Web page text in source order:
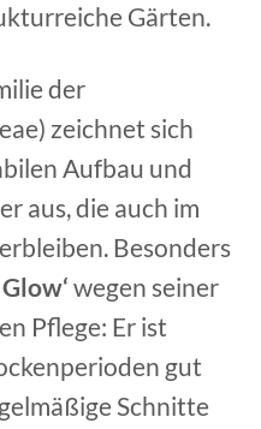
Gärten.
der
zeichnet sich
Aufbau und
aus, die auch im
Besonders
wegen seiner
Pflege: Er ist
gut
Schnitte